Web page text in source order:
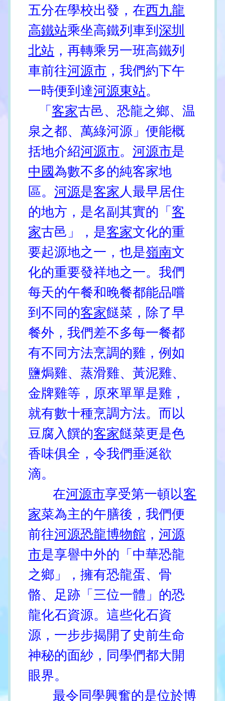
五分在學校出發，在西九龍
高鐵站乘坐高鐵列車到深圳
北站 ，再轉乘另一班高鐵列
車前往河源市 ，我們約下午
一時便到達河源東站。
「客家古邑、恐龍之鄉、温
泉之都、萬綠河源」便能概
括地介紹河源市。河源市是
中國為數不多的純客家地
區。河源是客家人最早居住
的地方，是名副其實的「客
家古邑」，是客家文化的重
要起源地之一，也是嶺南文
化的重要發祥地之一。我們
每天的午餐和晚餐都能品嚐
到不同的客家餸菜，除了早
餐外，我們差不多每一餐都
有不同方法烹調的雞，例如
鹽焗雞、蒸滑雞、黃泥雞、
金牌雞等，原來單單是雞，
就有數十種烹調方法。而以
豆腐入饌的客家餸菜更是色
香味俱全，令我們垂涎欲
滴。
在河源市享受第一頓以客
家菜為主的午膳後，我們便
前往河源恐龍博物館 ，河源
市是享譽中外的「中華恐龍
之鄉」，擁有恐龍蛋、骨
骼、足跡「三位一體」的恐
龍化石資源。這些化石資
源，一步步揭開了史前生命
神秘的面紗，同學們都大開
眼界。
最令同學興奮的是位於博